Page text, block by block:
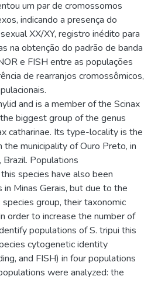
um par de cromossomos
indicando a presença do
XX/XY, registro inédito para
na obtenção do padrão de banda
e FISH entre as populações
de rearranjos cromossômicos,
and is a member of the Scinax
biggest group of the genus
catharinae. Its type-locality is the
the municipality of Ouro Preto, in
Populations
species have also been
Minas Gerais, but due to the
group, their taxonomic
order to increase the number of
populations of S. tripui this
cytogenetic identity
and FISH) in four populations
were analyzed: the